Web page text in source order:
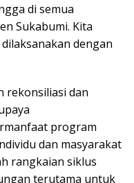
di semua
Sukabumi. Kita
dengan
rekonsiliasi dan
program
dan masyarakat
rangkaian siklus
terutama untuk